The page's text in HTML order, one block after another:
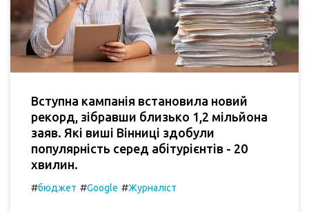
Вступна кампанія встановила новий
рекорд, зібравши близько 1,2 мільйона
заяв. Які виші Вінниці здобули
популярність серед абітурієнтів - 20
хвилин.
#бюджет #Google #Журналіст